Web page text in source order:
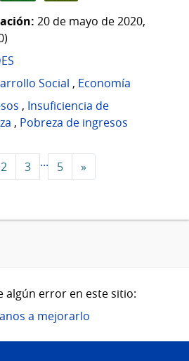
20 de mayo de 2020,
Social , Economía
, Insuficiencia de
, Pobreza de ingresos
2 3 ... 5 »
algún error en este sitio:
a mejorarlo